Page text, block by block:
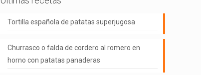
Tortilla española de patatas superjugosa
Churrasco o falda de cordero al romero en
horno con patatas panaderas